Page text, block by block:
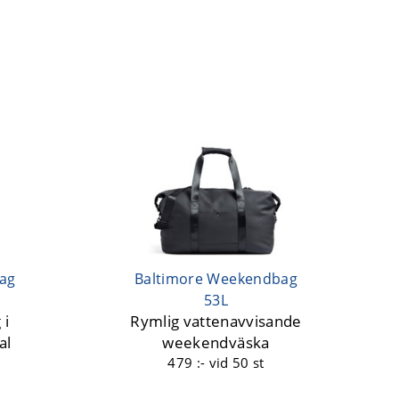
i
Baltimore Weekendbag
53L
Rymlig vattenavvisande
weekendväska
479 :- vid 50 st